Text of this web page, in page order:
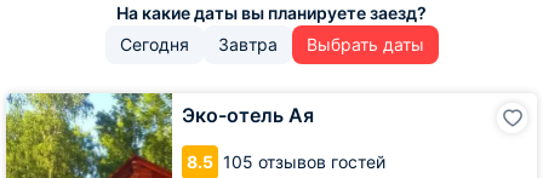
Сегодня Завтра Выбрать даты
Эко-отель Ая
8.5 105 отзывов гостей
Эко-
отель
Ая